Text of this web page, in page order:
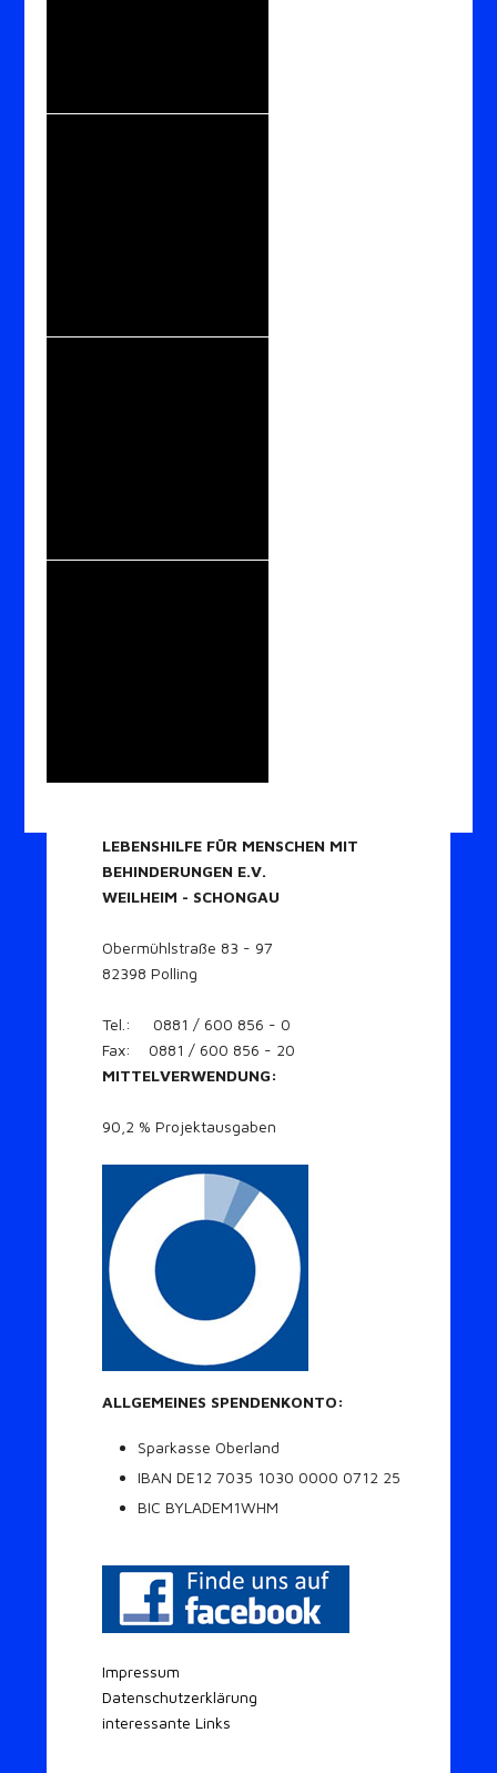
LEBENSHILFE FÜR MENSCHEN MIT
BEHINDERUNGEN E.V.
WEILHEIM - SCHONGAU
Obermühlstraße 83 - 97
82398 Polling
Tel.: 0881 / 600 856 - 0
Fax: 0881 / 600 856 - 20
MITTELVERWENDUNG:
90,2 % Projektausgaben
ALLGEMEINES SPENDENKONTO:
Sparkasse Oberland
IBAN DE12 7035 1030 0000 0712 25
BIC BYLADEM1WHM
Impressum
Datenschutzerklärung
interessante Links